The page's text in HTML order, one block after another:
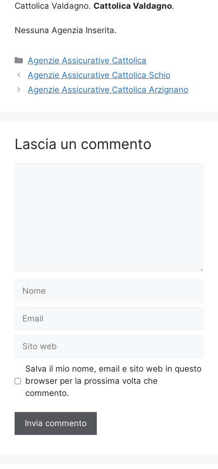
Cattolica Valdagno. Cattolica Valdagno.
Nessuna Agenzia Inserita.
Categorie
Agenzie Assicurative Cattolica
Agenzie Assicurative Cattolica Schio
Agenzie Assicurative Cattolica Arzignano
Lascia un commento
Nome
Email
Sito
web
Salva il mio nome, email e sito web in questo
browser per la prossima volta che
commento.